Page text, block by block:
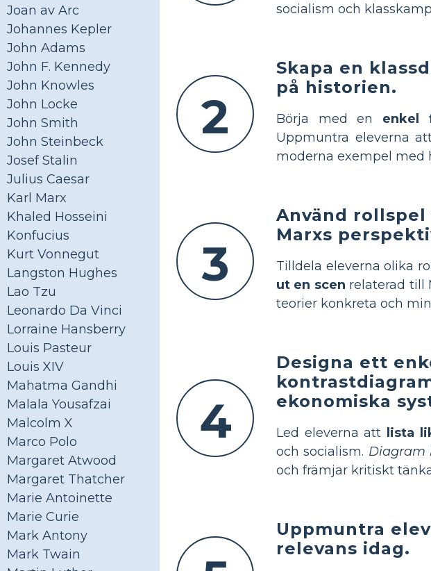
Joan av Arc
Johannes Kepler
John Adams
John F. Kennedy
John Knowles
John Locke
John Smith
John Steinbeck
Josef Stalin
Julius Caesar
Karl Marx
Khaled Hosseini
Konfucius
Kurt Vonnegut
Langston Hughes
Lao Tzu
Leonardo Da Vinci
Lorraine Hansberry
Louis Pasteur
Louis XIV
Mahatma Gandhi
Malala Yousafzai
Malcolm X
Marco Polo
Margaret Atwood
Margaret Thatcher
Marie Antoinette
Marie Curie
Mark Antony
Mark Twain
socialism och
2
Skapa en
på historien.
Börja med en enkel
Uppmuntra eleverna
moderna exempel med
3
Använd
Marxs
Tilldela eleverna olika
ut en scen relaterad till
teorier konkreta och
4
Designa ett
ekonomiska
Led eleverna att lista
och socialism. Diagram
och främjar kritiskt
Uppmuntra
relevans idag.